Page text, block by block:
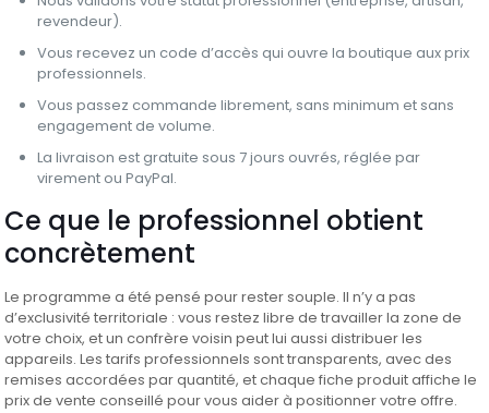
revendeur).
Vous recevez un code d’accès qui ouvre la boutique aux prix
professionnels.
Vous passez commande librement, sans minimum et sans
engagement de volume.
La livraison est gratuite sous 7 jours ouvrés, réglée par
virement ou PayPal.
Ce que le professionnel obtient
concrètement
Le programme a été pensé pour rester souple. Il n’y a pas
d’exclusivité territoriale : vous restez libre de travailler la zone de
votre choix, et un confrère voisin peut lui aussi distribuer les
appareils. Les tarifs professionnels sont transparents, avec des
remises accordées par quantité, et chaque fiche produit affiche le
prix de vente conseillé pour vous aider à positionner votre offre.